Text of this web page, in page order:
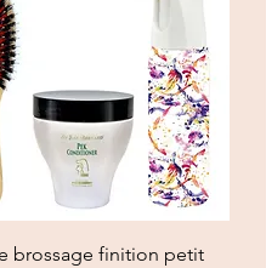
brossage finition petit